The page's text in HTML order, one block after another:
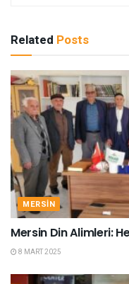
Related Posts
MERSIN
Mersin Din Alimleri:
8 MART 2025